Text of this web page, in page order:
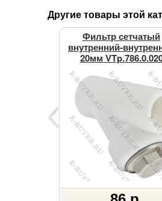
Другие товары этой
Фильтр сетчатый
внутренний-
20мм